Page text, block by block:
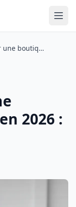
Comment créer une boutique en ligne en 2026 : le guide complet
2026 :